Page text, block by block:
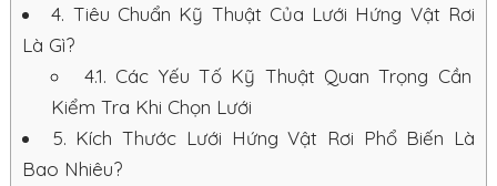
4. Tiêu Chuẩn Kỹ Thuật Của Lưới Hứng Vật Rơi
Là Gì?
4.1. Các Yếu Tố Kỹ Thuật Quan Trọng Cần
Kiểm Tra Khi Chọn Lưới
5. Kích Thước Lưới Hứng Vật Rơi Phổ Biến Là
Bao Nhiêu?